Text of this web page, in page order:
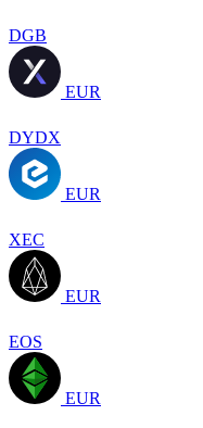
DGB
EUR
DYDX
EUR
XEC
EUR
EOS
EUR